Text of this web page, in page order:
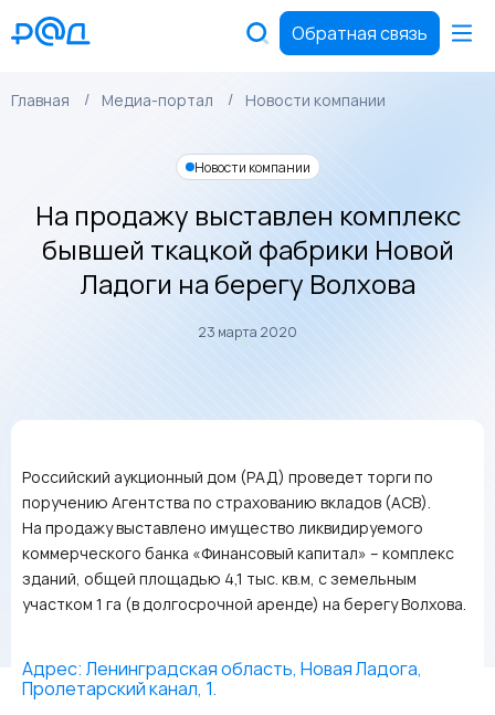
Обратная связь
Главная Медиа-портал Новости компании
Новости компании
На продажу выставлен комплекс
бывшей ткацкой фабрики Новой
Ладоги на берегу Волхова
23 марта 2020
Российский аукционный дом (РАД) проведет торги по
поручению Агентства по страхованию вкладов (АСВ).
На продажу выставлено имущество ликвидируемого
коммерческого банка «Финансовый капитал» – комплекс
зданий, общей площадью 4,1 тыс. кв.м, с земельным
участком 1 га (в долгосрочной аренде) на берегу Волхова.
Адрес: Ленинградская область, Новая Ладога,
Пролетарский канал, 1.